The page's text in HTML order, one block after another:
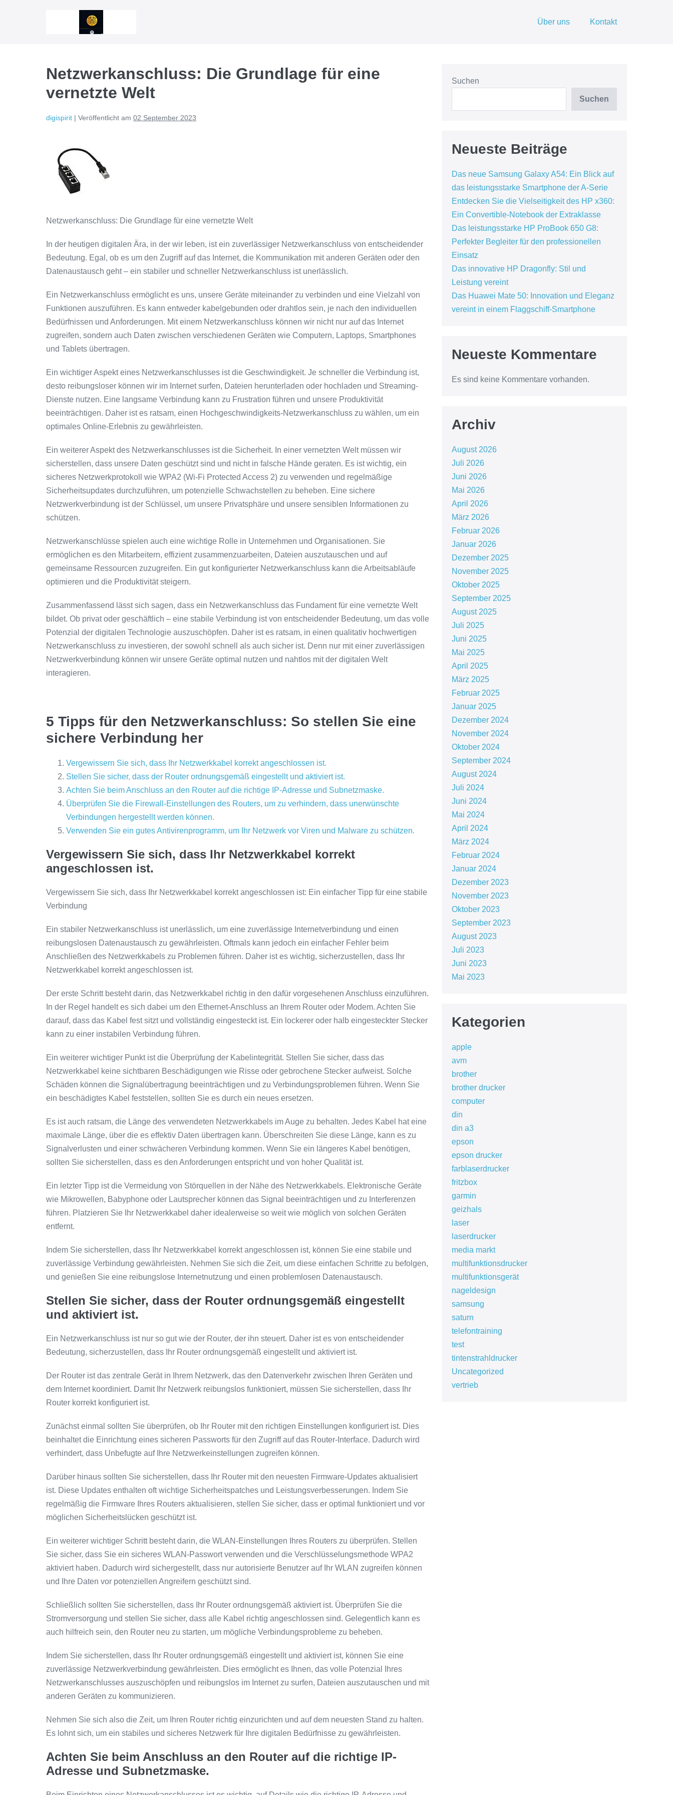
Über uns Kontakt
Netzwerkanschluss: Die Grundlage für eine
vernetzte Welt
digispirit | Veröffentlicht am 02 September 2023
Netzwerkanschluss: Die Grundlage für eine vernetzte Welt
In der heutigen digitalen Ära, in der wir leben, ist ein zuverlässiger Netzwerkanschluss von entscheidender
Bedeutung. Egal, ob es um den Zugriff auf das Internet, die Kommunikation mit anderen Geräten oder den
Datenaustausch geht – ein stabiler und schneller Netzwerkanschluss ist unerlässlich.
Ein Netzwerkanschluss ermöglicht es uns, unsere Geräte miteinander zu verbinden und eine Vielzahl von
Funktionen auszuführen. Es kann entweder kabelgebunden oder drahtlos sein, je nach den individuellen
Bedürfnissen und Anforderungen. Mit einem Netzwerkanschluss können wir nicht nur auf das Internet
zugreifen, sondern auch Daten zwischen verschiedenen Geräten wie Computern, Laptops, Smartphones
und Tablets übertragen.
Ein wichtiger Aspekt eines Netzwerkanschlusses ist die Geschwindigkeit. Je schneller die Verbindung ist,
desto reibungsloser können wir im Internet surfen, Dateien herunterladen oder hochladen und Streaming-
Dienste nutzen. Eine langsame Verbindung kann zu Frustration führen und unsere Produktivität
beeinträchtigen. Daher ist es ratsam, einen Hochgeschwindigkeits-Netzwerkanschluss zu wählen, um ein
optimales Online-Erlebnis zu gewährleisten.
Ein weiterer Aspekt des Netzwerkanschlusses ist die Sicherheit. In einer vernetzten Welt müssen wir
sicherstellen, dass unsere Daten geschützt sind und nicht in falsche Hände geraten. Es ist wichtig, ein
sicheres Netzwerkprotokoll wie WPA2 (Wi-Fi Protected Access 2) zu verwenden und regelmäßige
Sicherheitsupdates durchzuführen, um potenzielle Schwachstellen zu beheben. Eine sichere
Netzwerkverbindung ist der Schlüssel, um unsere Privatsphäre und unsere sensiblen Informationen zu
schützen.
Netzwerkanschlüsse spielen auch eine wichtige Rolle in Unternehmen und Organisationen. Sie
ermöglichen es den Mitarbeitern, effizient zusammenzuarbeiten, Dateien auszutauschen und auf
gemeinsame Ressourcen zuzugreifen. Ein gut konfigurierter Netzwerkanschluss kann die Arbeitsabläufe
optimieren und die Produktivität steigern.
Zusammenfassend lässt sich sagen, dass ein Netzwerkanschluss das Fundament für eine vernetzte Welt
bildet. Ob privat oder geschäftlich – eine stabile Verbindung ist von entscheidender Bedeutung, um das volle
Potenzial der digitalen Technologie auszuschöpfen. Daher ist es ratsam, in einen qualitativ hochwertigen
Netzwerkanschluss zu investieren, der sowohl schnell als auch sicher ist. Denn nur mit einer zuverlässigen
Netzwerkverbindung können wir unsere Geräte optimal nutzen und nahtlos mit der digitalen Welt
interagieren.
5 Tipps für den Netzwerkanschluss: So stellen Sie eine
sichere Verbindung her
Vergewissern Sie sich, dass Ihr Netzwerkkabel korrekt angeschlossen ist.
Stellen Sie sicher, dass der Router ordnungsgemäß eingestellt und aktiviert ist.
Achten Sie beim Anschluss an den Router auf die richtige IP-Adresse und Subnetzmaske.
Überprüfen Sie die Firewall-Einstellungen des Routers, um zu verhindern, dass unerwünschte
Verbindungen hergestellt werden können.
Verwenden Sie ein gutes Antivirenprogramm, um Ihr Netzwerk vor Viren und Malware zu schützen.
Vergewissern Sie sich, dass Ihr Netzwerkkabel korrekt
angeschlossen ist.
Vergewissern Sie sich, dass Ihr Netzwerkkabel korrekt angeschlossen ist: Ein einfacher Tipp für eine stabile
Verbindung
Ein stabiler Netzwerkanschluss ist unerlässlich, um eine zuverlässige Internetverbindung und einen
reibungslosen Datenaustausch zu gewährleisten. Oftmals kann jedoch ein einfacher Fehler beim
Anschließen des Netzwerkkabels zu Problemen führen. Daher ist es wichtig, sicherzustellen, dass Ihr
Netzwerkkabel korrekt angeschlossen ist.
Der erste Schritt besteht darin, das Netzwerkkabel richtig in den dafür vorgesehenen Anschluss einzuführen.
In der Regel handelt es sich dabei um den Ethernet-Anschluss an Ihrem Router oder Modem. Achten Sie
darauf, dass das Kabel fest sitzt und vollständig eingesteckt ist. Ein lockerer oder halb eingesteckter Stecker
kann zu einer instabilen Verbindung führen.
Ein weiterer wichtiger Punkt ist die Überprüfung der Kabelintegrität. Stellen Sie sicher, dass das
Netzwerkkabel keine sichtbaren Beschädigungen wie Risse oder gebrochene Stecker aufweist. Solche
Schäden können die Signalübertragung beeinträchtigen und zu Verbindungsproblemen führen. Wenn Sie
ein beschädigtes Kabel feststellen, sollten Sie es durch ein neues ersetzen.
Es ist auch ratsam, die Länge des verwendeten Netzwerkkabels im Auge zu behalten. Jedes Kabel hat eine
maximale Länge, über die es effektiv Daten übertragen kann. Überschreiten Sie diese Länge, kann es zu
Signalverlusten und einer schwächeren Verbindung kommen. Wenn Sie ein längeres Kabel benötigen,
sollten Sie sicherstellen, dass es den Anforderungen entspricht und von hoher Qualität ist.
Ein letzter Tipp ist die Vermeidung von Störquellen in der Nähe des Netzwerkkabels. Elektronische Geräte
wie Mikrowellen, Babyphone oder Lautsprecher können das Signal beeinträchtigen und zu Interferenzen
führen. Platzieren Sie Ihr Netzwerkkabel daher idealerweise so weit wie möglich von solchen Geräten
entfernt.
Indem Sie sicherstellen, dass Ihr Netzwerkkabel korrekt angeschlossen ist, können Sie eine stabile und
zuverlässige Verbindung gewährleisten. Nehmen Sie sich die Zeit, um diese einfachen Schritte zu befolgen,
und genießen Sie eine reibungslose Internetnutzung und einen problemlosen Datenaustausch.
Stellen Sie sicher, dass der Router ordnungsgemäß eingestellt
und aktiviert ist.
Ein Netzwerkanschluss ist nur so gut wie der Router, der ihn steuert. Daher ist es von entscheidender
Bedeutung, sicherzustellen, dass Ihr Router ordnungsgemäß eingestellt und aktiviert ist.
Der Router ist das zentrale Gerät in Ihrem Netzwerk, das den Datenverkehr zwischen Ihren Geräten und
dem Internet koordiniert. Damit Ihr Netzwerk reibungslos funktioniert, müssen Sie sicherstellen, dass Ihr
Router korrekt konfiguriert ist.
Zunächst einmal sollten Sie überprüfen, ob Ihr Router mit den richtigen Einstellungen konfiguriert ist. Dies
beinhaltet die Einrichtung eines sicheren Passworts für den Zugriff auf das Router-Interface. Dadurch wird
verhindert, dass Unbefugte auf Ihre Netzwerkeinstellungen zugreifen können.
Darüber hinaus sollten Sie sicherstellen, dass Ihr Router mit den neuesten Firmware-Updates aktualisiert
ist. Diese Updates enthalten oft wichtige Sicherheitspatches und Leistungsverbesserungen. Indem Sie
regelmäßig die Firmware Ihres Routers aktualisieren, stellen Sie sicher, dass er optimal funktioniert und vor
möglichen Sicherheitslücken geschützt ist.
Ein weiterer wichtiger Schritt besteht darin, die WLAN-Einstellungen Ihres Routers zu überprüfen. Stellen
Sie sicher, dass Sie ein sicheres WLAN-Passwort verwenden und die Verschlüsselungsmethode WPA2
aktiviert haben. Dadurch wird sichergestellt, dass nur autorisierte Benutzer auf Ihr WLAN zugreifen können
und Ihre Daten vor potenziellen Angreifern geschützt sind.
Schließlich sollten Sie sicherstellen, dass Ihr Router ordnungsgemäß aktiviert ist. Überprüfen Sie die
Stromversorgung und stellen Sie sicher, dass alle Kabel richtig angeschlossen sind. Gelegentlich kann es
auch hilfreich sein, den Router neu zu starten, um mögliche Verbindungsprobleme zu beheben.
Indem Sie sicherstellen, dass Ihr Router ordnungsgemäß eingestellt und aktiviert ist, können Sie eine
zuverlässige Netzwerkverbindung gewährleisten. Dies ermöglicht es Ihnen, das volle Potenzial Ihres
Netzwerkanschlusses auszuschöpfen und reibungslos im Internet zu surfen, Dateien auszutauschen und mit
anderen Geräten zu kommunizieren.
Nehmen Sie sich also die Zeit, um Ihren Router richtig einzurichten und auf dem neuesten Stand zu halten.
Es lohnt sich, um ein stabiles und sicheres Netzwerk für Ihre digitalen Bedürfnisse zu gewährleisten.
Achten Sie beim Anschluss an den Router auf die richtige IP-
Adresse und Subnetzmaske.
Suchen
Suchen
Neueste Beiträge
Das neue Samsung Galaxy A54: Ein Blick auf
das leistungsstarke Smartphone der A-Serie
Entdecken Sie die Vielseitigkeit des HP x360:
Ein Convertible-Notebook der Extraklasse
Das leistungsstarke HP ProBook 650 G8:
Perfekter Begleiter für den professionellen
Einsatz
Das innovative HP Dragonfly: Stil und
Leistung vereint
Das Huawei Mate 50: Innovation und Eleganz
vereint in einem Flaggschiff-Smartphone
Neueste Kommentare
Es sind keine Kommentare vorhanden.
Archiv
August 2026
Juli 2026
Juni 2026
Mai 2026
April 2026
März 2026
Februar 2026
Januar 2026
Dezember 2025
November 2025
Oktober 2025
September 2025
August 2025
Juli 2025
Juni 2025
Mai 2025
April 2025
März 2025
Februar 2025
Januar 2025
Dezember 2024
November 2024
Oktober 2024
September 2024
August 2024
Juli 2024
Juni 2024
Mai 2024
April 2024
März 2024
Februar 2024
Januar 2024
Dezember 2023
November 2023
Oktober 2023
September 2023
August 2023
Juli 2023
Juni 2023
Mai 2023
Kategorien
apple
avm
brother
brother drucker
computer
din
din a3
epson
epson drucker
farblaserdrucker
fritzbox
garmin
geizhals
laser
laserdrucker
media markt
multifunktionsdrucker
multifunktionsgerät
nageldesign
samsung
saturn
telefontraining
test
tintenstrahldrucker
Uncategorized
vertrieb